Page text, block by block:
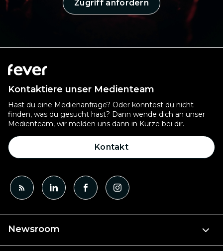
Zugriff anfordern
Kontaktiere unser Medienteam
Hast du eine Medienanfrage? Oder konntest du nicht
finden, was du gesucht hast? Dann wende dich an unser
Medienteam, wir melden uns dann in Kürze bei dir.
Kontakt
Newsroom